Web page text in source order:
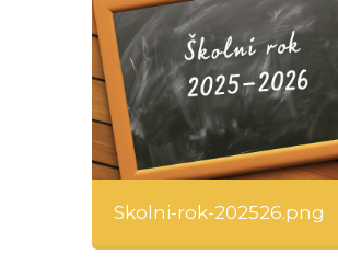
Skolni-rok-202526.png